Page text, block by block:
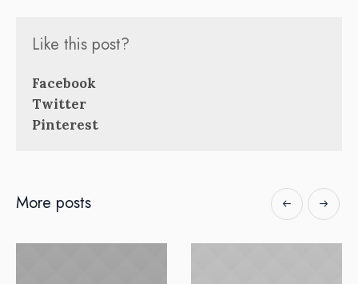
Like this post?
Facebook
Twitter
Pinterest
More posts